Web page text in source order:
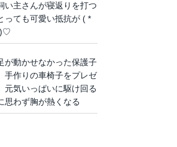
い主さんが寝返りを打つ
っても可愛い抵抗が ( *
)♡
が動かせなかった保護子
手作りの車椅子をプレゼ
元気いっぱいに駆け回る
思わず胸が熱くなる